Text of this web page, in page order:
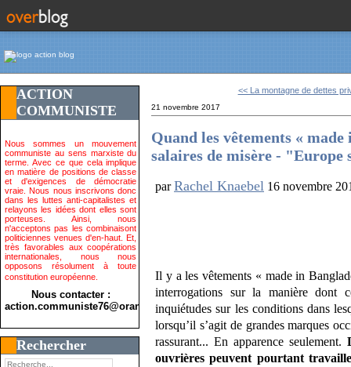
ACTION
COMMUNISTE
Nous sommes un mouvement
communiste au sens marxiste du
terme. Avec ce que cela implique
en matière de positions de classe
et d'exigences de démocratie
vraie. Nous nous inscrivons donc
dans les luttes anti-capitalistes et
relayons les idées dont elles sont
porteuses. Ainsi, nous
n'acceptons pas les combinaisont
politiciennes venues d'en-haut. Et,
très favorables aux coopérations
internationales, nous nous
opposons résolument à toute
constitution européenne.
Nous contacter :
action.communiste76@orange.fr>
Rechercher
<< La montagne de dettes
21 novembre 2017
Quand les vêtements «
salaires de misère - "Europe
parRachel Knaebel 16 novembre
Il y a les vêtements « made in
interrogations sur la manière dont
inquiétudes sur les conditions dans
lorsqu’il s’agit de grandes marques
rassurant... En apparence seulement.
ouvrières peuvent pourtant